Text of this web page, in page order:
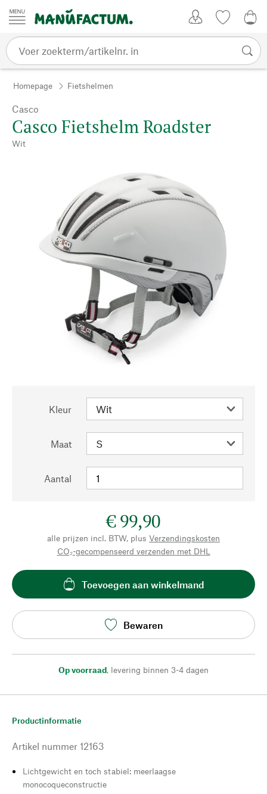
Passer au contenu
Homepage Fietshelmen
Casco
Casco Fietshelm Roadster
Wit
Kleur
Maat
Aantal
€ 99,90
alle prijzen incl. BTW, plus Verzendingskosten
CO₂-gecompenseerd verzenden met DHL
Toevoegen aan winkelmand
Bewaren
Op voorraad, levering binnen 3-4 dagen
Productinformatie
Artikel nummer 12163
Lichtgewicht en toch stabiel: meerlaagse
monocoqueconstructie